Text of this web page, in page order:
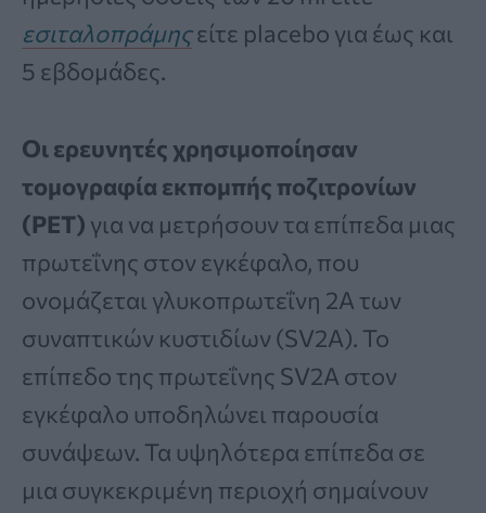
εσιταλοπράμηςείτε placebo για έως και
5 εβδομάδες.
Οι ερευνητές χρησιμοποίησαν
τομογραφία εκπομπής ποζιτρονίων
(PET) για να μετρήσουν τα επίπεδα μιας
πρωτεΐνης στον εγκέφαλο, που
ονομάζεται γλυκοπρωτεΐνη 2Α των
συναπτικών κυστιδίων (SV2A). Το
επίπεδο της πρωτεΐνης SV2A στον
εγκέφαλο υποδηλώνει παρουσία
συνάψεων. Τα υψηλότερα επίπεδα σε
μια συγκεκριμένη περιοχή σημαίνουν